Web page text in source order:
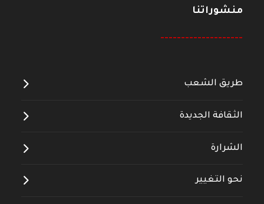
منشوراتنا
--------------------
طريق الشعب
الثقافة الجديدة
الشرارة
نحو التغيير